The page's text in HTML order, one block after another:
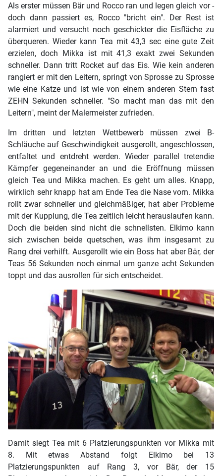
Als erster müssen Bär und Rocco ran und legen gleich vor -
doch dann passiert es, Rocco "bricht ein". Der Rest ist
alarmiert und versucht noch geschickter die Eisfläche zu
überqueren. Wieder kann Tea mit 43,3 sec eine gute Zeit
erzielen, doch Mikka ist mit 41,3 exakt zwei Sekunden
schneller. Dann tritt Rocket auf das Eis. Wie kein anderen
rangiert er mit den Leitern, springt von Sprosse zu Sprosse
wie eine Katze und ist wie von einem anderen Stern fast
ZEHN Sekunden schneller. "So macht man das mit den
Leitern", meint der Malermeister zufrieden.
Im dritten und letzten Wettbewerb müssen zwei B-
Schläuche auf Geschwindigkeit ausgerollt, angeschlossen,
entfaltet und entdreht werden. Wieder parallel tretendie
Kämpfer gegeneinander an und die Eröffnung müssen
gleich Tea und Mikka machen. Es geht um alles. Knapp,
wirklich sehr knapp hat am Ende Tea die Nase vorn. Mikka
rollt zwar schneller und gleichmäßiger, hat aber Probleme
mit der Kupplung, die Tea zeitlich leicht herauslaufen kann.
Doch die beiden sind nicht die schnellsten. Elkimo kann
sich zwischen beide quetschen, was ihm insgesamt zu
Rang drei verhilft. Ausgerollt wie ein Boss hat aber Bär, der
Teas 56 Sekunden noch einmal um ganze acht Sekunden
toppt und das ausrollen für sich entscheidet.
Damit siegt Tea mit 6 Platzierungspunkten vor Mikka mit
8. Mit etwas Abstand folgt Elkimo bei 13
Platzierungspunkten auf Rang 3, vor Bär, der 15